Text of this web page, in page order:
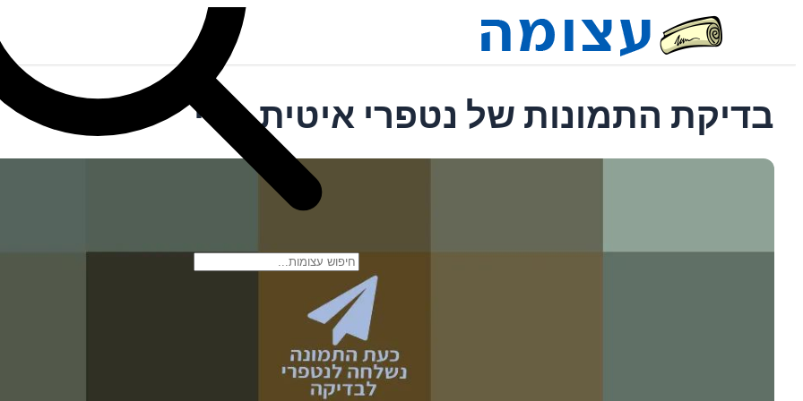
בדיקת התמונות של נטפרי איטית מדי